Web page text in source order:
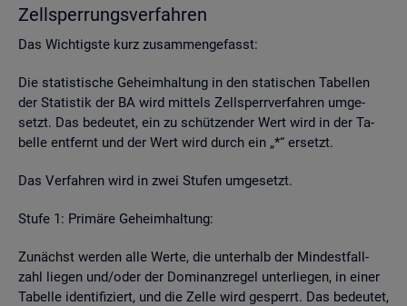
Zell­sper­rungs­ver­fah­ren
Das Wich­tigs­te kurz zu­sam­men­ge­fasst:
Die sta­tis­ti­sche Ge­heim­hal­tung in den sta­ti­schen Ta­bel­len
der Sta­tis­tik der BA wird mit­tels Zell­sperr­ver­fah­ren um­ge­
setzt. Das be­deu­tet, ein zu schüt­zen­der Wert wird in der Ta­
bel­le ent­fernt und der Wert wird durch ein „*“ er­setzt.
Das Ver­fah­ren wird in zwei Stu­fen um­ge­setzt.
Stufe 1: Pri­mä­re Ge­heim­hal­tung:
Zu­nächst wer­den alle Werte, die un­ter­halb der Min­dest­fall­
zahl lie­gen und/oder der Do­mi­nanz­re­gel un­ter­lie­gen, in einer
Ta­bel­le iden­ti­fi­ziert, und die Zelle wird ge­sperrt. Das be­deu­tet,